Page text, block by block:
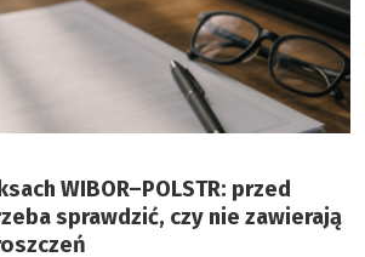
WIBOR–POLSTR: przed
sprawdzić, czy nie zawierają